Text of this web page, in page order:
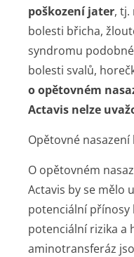
poškození jater, tj.
bolesti břicha,
syndromu
bolesti svalů,
o opětovném
Actavis nelze
Opětovné nasazení
O opětovném
Actavis by se mělo
potenciální
potenciální rizika a
aminotransferáz